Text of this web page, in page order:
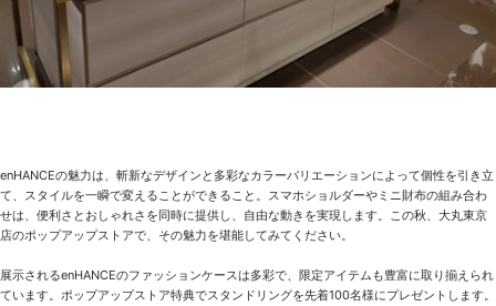
enHANCEの魅力は、斬新なデザインと多彩なカラーバリエーションによって個性を引き立
て、スタイルを一瞬で変えることができること。スマホショルダーやミニ財布の組み合わ
せは、便利さとおしゃれさを同時に提供し、自由な動きを実現します。この秋、大丸東京
店のポップアップストアで、その魅力を堪能してみてください。
展示されるenHANCEのファッションケースは多彩で、限定アイテムも豊富に取り揃えられ
ています。ポップアップストア特典でスタンドリングを先着100名様にプレゼントします。